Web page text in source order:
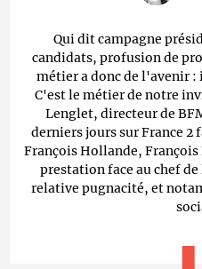
Qui dit campagne
candidats, profusion de
métier a donc de l'avenir
C'est le métier de notre
Lenglet, directeur de
derniers jours sur France 2
François Hollande,
prestation face au chef
relative pugnacité, et